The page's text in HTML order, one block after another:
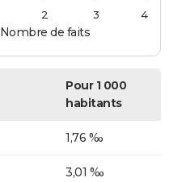
Nombre de faits
2 3 4
Pour 1 000
habitants
1,76 ‰
3,01 ‰